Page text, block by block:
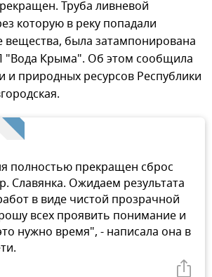
Труба ливневой
которую в реку попадали
вещества, была затампонирована
"Вода Крыма". Об этом сообщила
и природных ресурсов Республики
полностью прекращен сброс
Славянка. Ожидаем результата
в виде чистой прозрачной
всех проявить понимание и
нужно время", - написала она в